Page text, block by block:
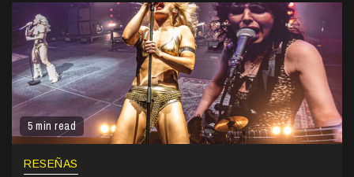
5 min read
RESEÑAS